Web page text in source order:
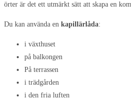
örter är det ett utmärkt sätt att skapa en
Du kan använda en kapillärlåda:
i växthuset
på balkongen
På terrassen
i trädgården
i den fria luften